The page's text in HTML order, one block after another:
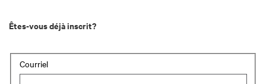
Êtes-vous déjà inscrit?
Connexion : utilisateur et mot de passe
Courriel